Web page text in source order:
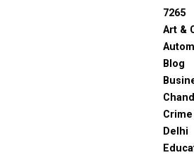
7265
Art &
Blog
Crime
Delhi